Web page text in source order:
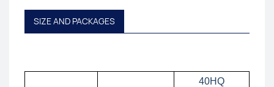
SIZE AND PACKAGES
40HQ